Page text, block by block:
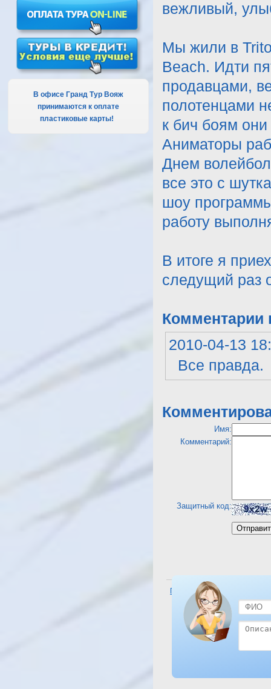
В офисе Гранд Тур Вояж
принимаются к оплате
пластиковые карты!
вежливый,
Мы жили в
Beach. Идти
продавцами,
полотенцами
к бич боям
Аниматоры
Днем
все это с
шоу
работу
В итоге я
следущий раз
Комментарии
2010-04-13
Все правда.
Имя:
Комментарий:
Защитный код:
Посмотреть отель The